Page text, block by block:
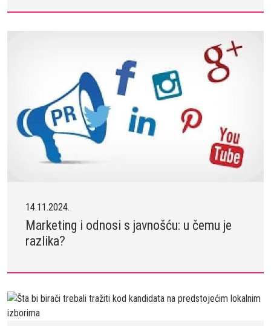
14.11.2024.
Marketing i odnosi s javnošću: u čemu je
razlika?